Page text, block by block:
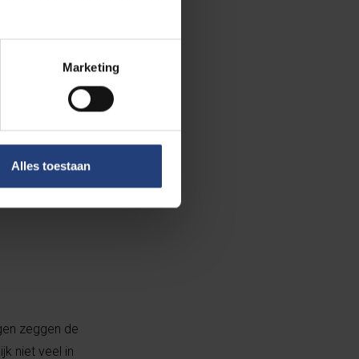
Marketing
Alles toestaan
het feit
Dat
opgave is.
je groep.
zeggen de
niet veel in